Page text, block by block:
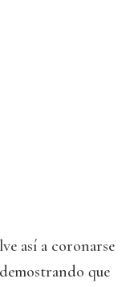
así a coronarse
que